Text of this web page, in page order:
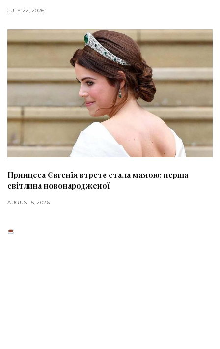
JULY 22, 2026
Принцеса Євгенія втретє стала мамою: перша
світлина новонародженої
AUGUST 5, 2026